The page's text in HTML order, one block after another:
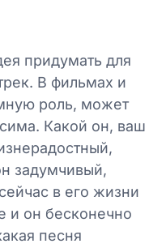
придумать для
В фильмах и
роль, может
Какой он, ваш
задумчивый,
в его жизни
и он бесконечно
песня